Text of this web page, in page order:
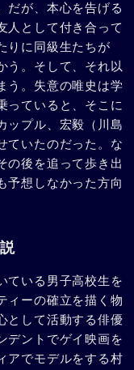
だが、本心を告げる
人として付き合って
りに同級生たちが
う。そして、それ以
う。失意の唯史は学
っていると、そこに
ップル、宏毅（川島
ていたのだった。な
の後を追って歩き出
予想しなかった方向
ている男子高校生を
ィーの確立を描く物
として活動する俳優
デントでゲイ映画を
アでモデルをする村